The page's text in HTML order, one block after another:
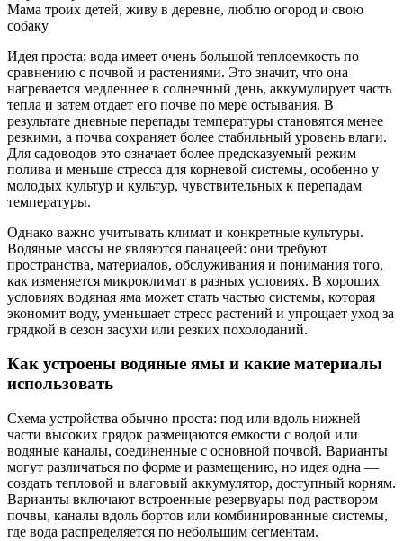
Мама троих детей, живу в деревне, люблю огород и свою
собаку
Идея проста: вода имеет очень большой теплоемкость по
сравнению с почвой и растениями. Это значит, что она
нагревается медленнее в солнечный день, аккумулирует часть
тепла и затем отдает его почве по мере остывания. В
результате дневные перепады температуры становятся менее
резкими, а почва сохраняет более стабильный уровень влаги.
Для садоводов это означает более предсказуемый режим
полива и меньше стресса для корневой системы, особенно у
молодых культур и культур, чувствительных к перепадам
температуры.
Однако важно учитывать климат и конкретные культуры.
Водяные массы не являются панацеей: они требуют
пространства, материалов, обслуживания и понимания того,
как изменяется микроклимат в разных условиях. В хороших
условиях водяная яма может стать частью системы, которая
экономит воду, уменьшает стресс растений и упрощает уход за
грядкой в сезон засухи или резких похолоданий.
Как устроены водяные ямы и какие материалы
использовать
Схема устройства обычно проста: под или вдоль нижней
части высоких грядок размещаются емкости с водой или
водяные каналы, соединенные с основной почвой. Варианты
могут различаться по форме и размещению, но идея одна —
создать тепловой и влаговый аккумулятор, доступный корням.
Варианты включают встроенные резервуары под раствором
почвы, каналы вдоль бортов или комбинированные системы,
где вода распределяется по небольшим сегментам.